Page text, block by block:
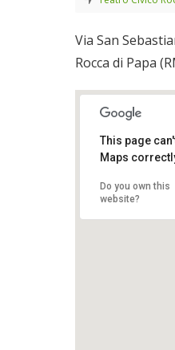
Via San
Rocca di Papa
This page
Maps
Do you own this
website?